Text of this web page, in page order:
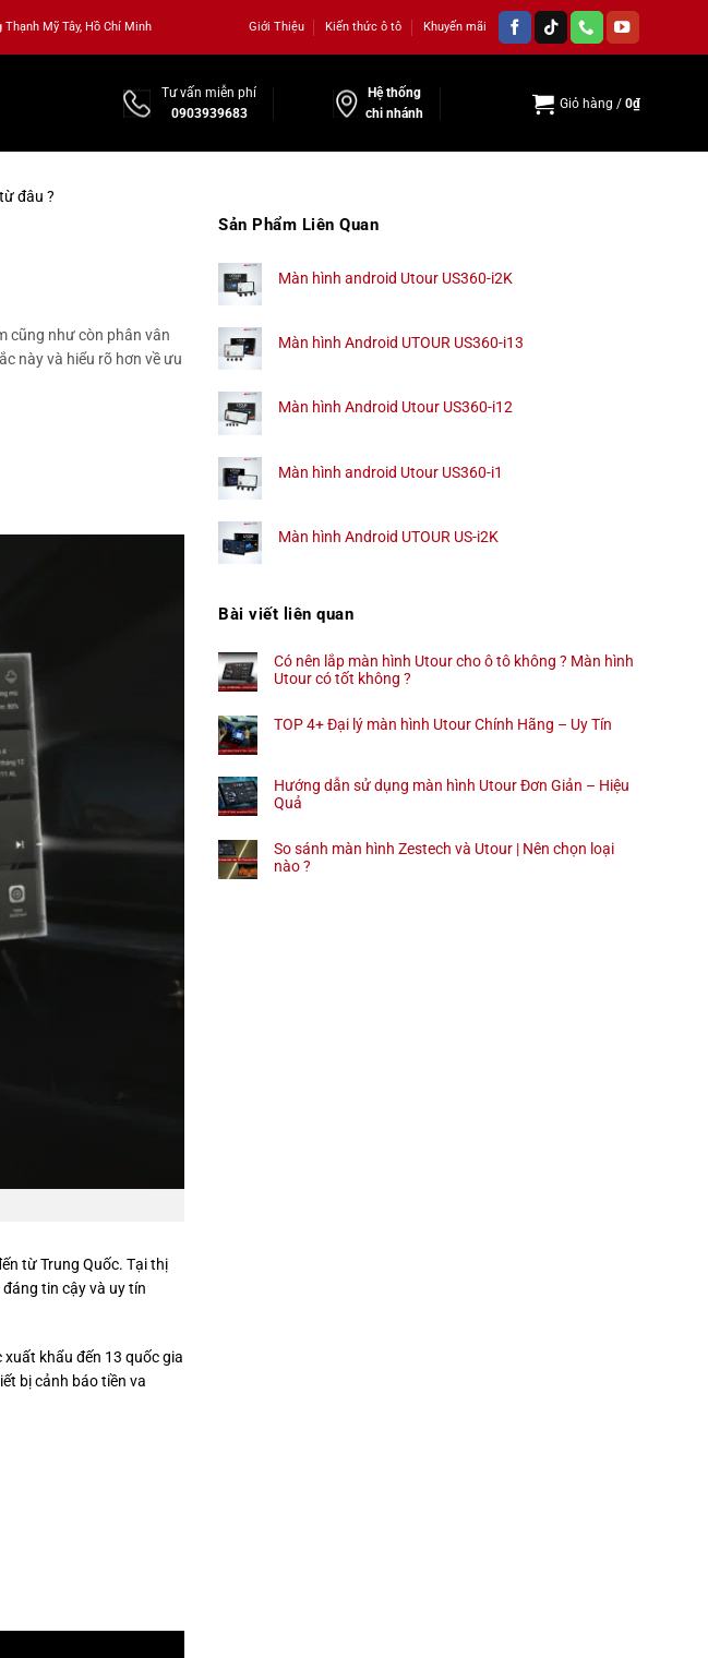
Mỹ Tây, Hồ Chí Minh Giới Thiệu Kiến thức ô tô Khuyến mãi
Tư vấn miễn phí
0903939683
Hệ thống
chi nhánh
Giỏ hàng / 0₫
đâu ?
cũng như còn phân vân
này và hiểu rõ hơn về ưu
từ Trung Quốc. Tại thị
tin cậy và uy tín
khẩu đến 13 quốc gia
bị cảnh báo tiền va
Sản Phẩm Liên Quan
Màn hình android Utour US360-i2K
Màn hình Android UTOUR US360-i13
Màn hình Android Utour US360-i12
Màn hình android Utour US360-i1
Màn hình Android UTOUR US-i2K
Bài viết liên quan
Có nên lắp màn hình Utour cho ô tô không ? Màn hình
Utour có tốt không ?
TOP 4+ Đại lý màn hình Utour Chính Hãng – Uy Tín
Hướng dẫn sử dụng màn hình Utour Đơn Giản – Hiệu
Quả
So sánh màn hình Zestech và Utour | Nên chọn loại
nào ?